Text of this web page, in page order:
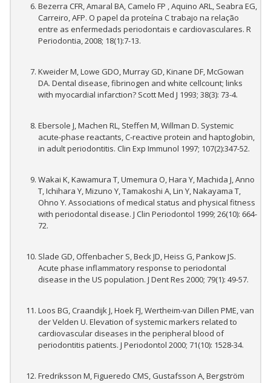
Bezerra CFR, Amaral BA, Camelo FP , Aquino ARL, Seabra EG,
Carreiro, AFP. O papel da proteína C trabajo na relação
entre as enfermedads periodontais e cardiovasculares. R
Periodontia, 2008; 18(1):7-13.
Kweider M, Lowe GDO, Murray GD, Kinane DF, McGowan
DA. Dental disease, fibrinogen and white cellcount; links
with myocardial infarction? Scott Med J 1993; 38(3): 73-4.
Ebersole J, Machen RL, Steffen M, Willman D. Systemic
acute-phase reactants, C-reactive protein and haptoglobin,
in adult periodontitis. Clin Exp Immunol 1997; 107(2):347-52.
Wakai K, Kawamura T, Umemura O, Hara Y, Machida J, Anno
T, Ichihara Y, Mizuno Y, Tamakoshi A, Lin Y, Nakayama T,
Ohno Y. Associations of medical status and physical fitness
with periodontal disease. J Clin Periodontol 1999; 26(10): 664-
72.
Slade GD, Offenbacher S, Beck JD, Heiss G, Pankow JS.
Acute phase inflammatory response to periodontal
disease in the US population. J Dent Res 2000; 79(1): 49-57.
Loos BG, Craandijk J, Hoek FJ, Wertheim-van Dillen PME, van
der Velden U. Elevation of systemic markers related to
cardiovascular diseases in the peripheral blood of
periodontitis patients. J Periodontol 2000; 71(10): 1528-34.
Fredriksson M, Figueredo CMS, Gustafsson A, Bergström